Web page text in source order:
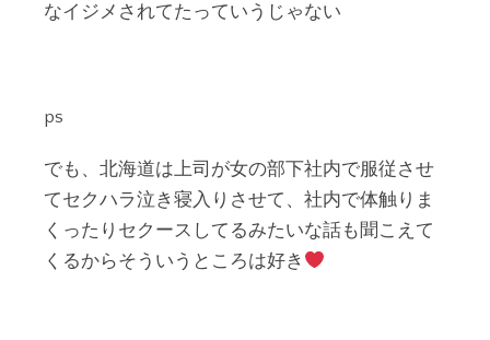
なイジメされてたっていうじゃない
ps
でも、北海道は上司が女の部下社内で服従させ
てセクハラ泣き寝入りさせて、社内で体触りま
くったりセクースしてるみたいな話も聞こえて
くるからそういうところは好き